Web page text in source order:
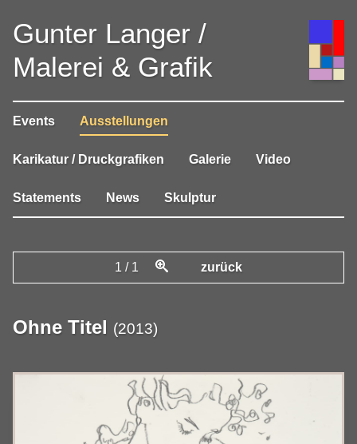
Gunter Langer /
Malerei & Grafik
Events Ausstellungen
Karikatur / Druckgrafiken Galerie Video
Statements News Skulptur
1 / 1 zurück
Ohne Titel (2013)